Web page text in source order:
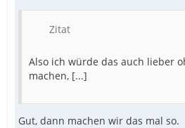
Zitat
Also ich würde das auch lieber
machen, [...]
Gut, dann machen wir das mal so.